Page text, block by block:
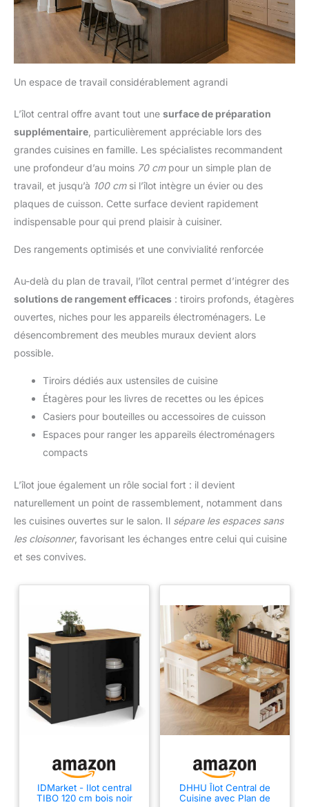
Un espace de travail considérablement agrandi
L’îlot central offre avant tout une surface de préparation
supplémentaire , particulièrement appréciable lors des
grandes cuisines en famille. Les spécialistes recommandent
une profondeur d’au moins 70 cmpour un simple plan de
travail, et jusqu’à 100 cmsi l’îlot intègre un évier ou des
plaques de cuisson. Cette surface devient rapidement
indispensable pour qui prend plaisir à cuisiner.
Des rangements optimisés et une convivialité renforcée
Au-delà du plan de travail, l’îlot central permet d’intégrer des
solutions de rangement efficaces : tiroirs profonds, étagères
ouvertes, niches pour les appareils électroménagers. Le
désencombrement des meubles muraux devient alors
possible.
Tiroirs dédiés aux ustensiles de cuisine
Étagères pour les livres de recettes ou les épices
Casiers pour bouteilles ou accessoires de cuisson
Espaces pour ranger les appareils électroménagers
compacts
L’îlot joue également un rôle social fort : il devient
naturellement un point de rassemblement, notamment dans
les cuisines ouvertes sur le salon. Il sépare les espaces sans
les cloisonner, favorisant les échanges entre celui qui cuisine
et ses convives.
IDMarket - Ilot central
TIBO 120 cm bois noir
DHHU Îlot Central de
Cuisine avec Plan de